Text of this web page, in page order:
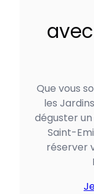
Que vous
les
déguster
Saint-
réserver